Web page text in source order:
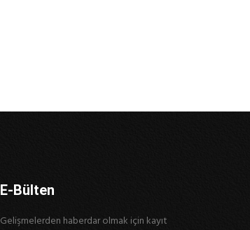
E-Bülten
Gelişmelerden haberdar olmak için kayıt